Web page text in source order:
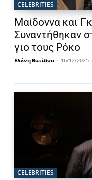
CELEBRITIES
Μαίδοννα και
Συναντήθηκαν
γιο τους Ρόκο
Ελένη Βατίδου - 16/12/2025
CELEBRITIES